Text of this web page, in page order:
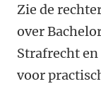
Zie de
over
Strafrecht
voor